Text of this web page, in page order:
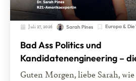
Juli 27, 2026 Sarah Pines Europa & Die
Bad Ass Politics und
Kandidatenengineering –
Guten Morgen, liebe Sarah,